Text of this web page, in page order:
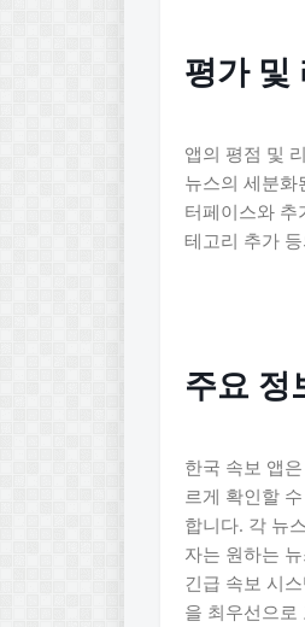
평가 및
앱의 평점 및
뉴스의 세분화
터페이스와
테고리 추가
주요 정
한국 속보 앱
르게 확인할
합니다. 각 뉴
자는 원하는
긴급 속보 시
을 최우선으로